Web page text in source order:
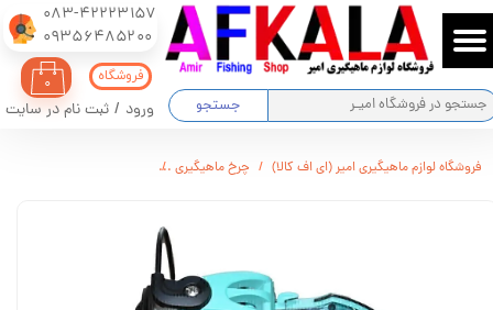
083-42223157
​​​​​​​09356485200
جستجو
۰
ورود / ثبت نام در سایت
حساب کاربری من
تغییر گذر واژه
فروشگاه
فروشگاه لوازم ماهیگیری امیر (ای اف کالا) چرخ ماهیگیری